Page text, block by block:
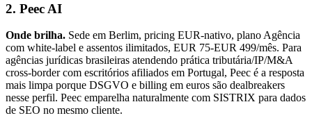
2. Peec AI
Onde brilha. Sede em Berlim, pricing EUR-nativo, plano Agência
com white-label e assentos ilimitados, EUR 75-EUR 499/mês. Para
agências jurídicas brasileiras atendendo prática tributária/IP/M&A
cross-border com escritórios afiliados em Portugal, Peec é a resposta
mais limpa porque DSGVO e billing em euros são dealbreakers
nesse perfil. Peec emparelha naturalmente com SISTRIX para dados
de SEO no mesmo cliente.